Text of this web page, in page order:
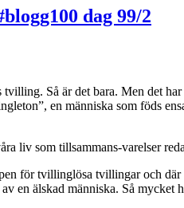
dag 99/2
Så är det bara. Men det
en människa som föds
som tillsammans-varelser
för tvillinglösa tvillingar och
en älskad människa. Så mycket